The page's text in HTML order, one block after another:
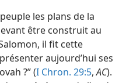
les plans de la
être construit au
il fit cette
aujourd’hui ses
?” (I Chron. 29:5,AC).